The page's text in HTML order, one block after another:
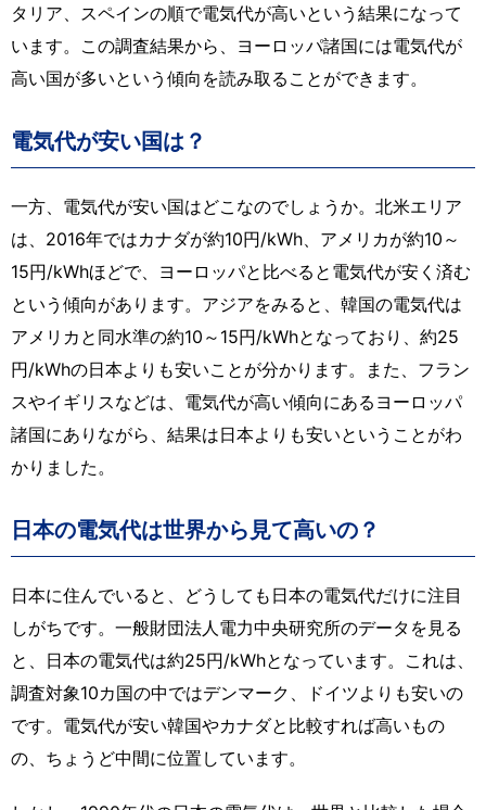
タリア、スペインの順で電気代が高いという結果になって
います。この調査結果から、ヨーロッパ諸国には電気代が
高い国が多いという傾向を読み取ることができます。
電気代が安い国は？
一方、電気代が安い国はどこなのでしょうか。北米エリア
は、2016年ではカナダが約10円/kWh、アメリカが約10～
15円/kWhほどで、ヨーロッパと比べると電気代が安く済む
という傾向があります。アジアをみると、韓国の電気代は
アメリカと同水準の約10～15円/kWhとなっており、約25
円/kWhの日本よりも安いことが分かります。また、フラン
スやイギリスなどは、電気代が高い傾向にあるヨーロッパ
諸国にありながら、結果は日本よりも安いということがわ
かりました。
日本の電気代は世界から見て高いの？
日本に住んでいると、どうしても日本の電気代だけに注目
しがちです。一般財団法人電力中央研究所のデータを見る
と、日本の電気代は約25円/kWhとなっています。これは、
調査対象10カ国の中ではデンマーク、ドイツよりも安いの
です。電気代が安い韓国やカナダと比較すれば高いもの
の、ちょうど中間に位置しています。